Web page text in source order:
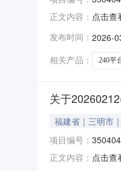
正文内容： 点击
发布时间： 2026-
相关产品：
240平
关于
福建省｜三明市
项目编号：
正文内容： 点击